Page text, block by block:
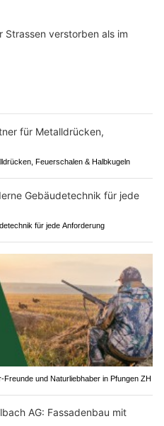
Strassen verstorben als im
Feuerschalen & Halbkugeln
für jede Anforderung
und Naturliebhaber in Pfungen ZH